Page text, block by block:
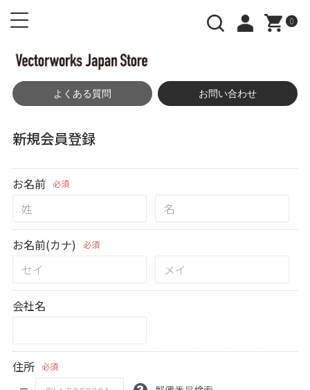
0
よくある質問 お問い合わせ
新規会員登録
お名前 必須
お名前(カナ) 必須
会社名
住所 必須